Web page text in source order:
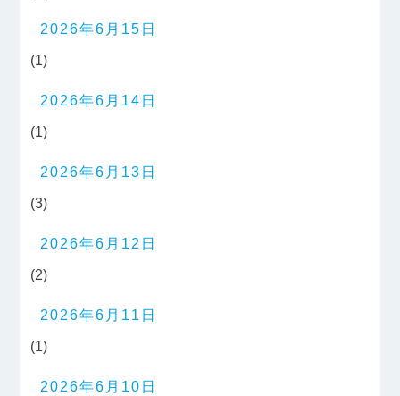
2026年6月15日
(1)
2026年6月14日
(1)
2026年6月13日
(3)
2026年6月12日
(2)
2026年6月11日
(1)
2026年6月10日